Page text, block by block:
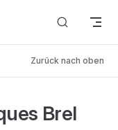
Zurück nach oben
Brel